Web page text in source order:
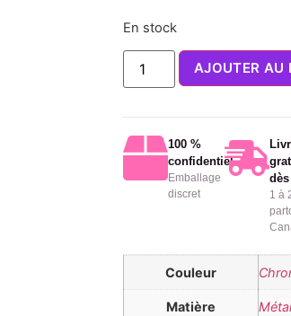
En stock
AJOUTER AU
100 %
confidentiel
Emballage
discret
dès
1 à
Couleur
Matière Métal